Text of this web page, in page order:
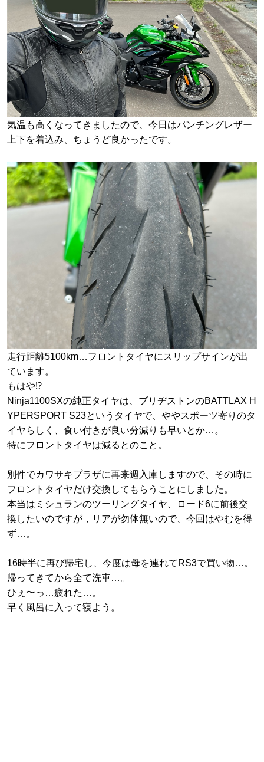
気温も高くなってきましたので、今日はパンチングレザー
上下を着込み、ちょうど良かったです。
走行距離5100km…フロントタイヤにスリップサインが出
ています。
もはや⁉️
Ninja1100SXの純正タイヤは、ブリヂストンのBATTLAX H
YPERSPORT S23というタイヤで、ややスポーツ寄りのタ
イヤらしく、食い付きが良い分減りも早いとか…。
特にフロントタイヤは減るとのこと。
別件でカワサキプラザに再来週入庫しますので、その時に
フロントタイヤだけ交換してもらうことにしました。
本当はミシュランのツーリングタイヤ、ロード6に前後交
換したいのですが，リアが勿体無いので、今回はやむを得
ず…。
16時半に再び帰宅し、今度は母を連れてRS3で買い物…。
帰ってきてから全て洗車…。
ひぇ〜っ…疲れた…。
早く風呂に入って寝よう。